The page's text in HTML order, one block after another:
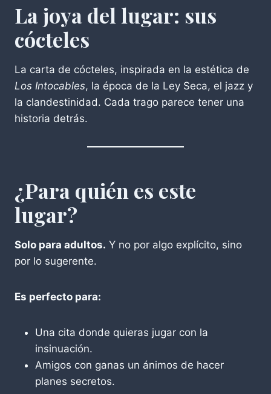
La joya del lugar: sus
cócteles
La carta de cócteles, inspirada en la estética de
Los Intocables, la época de la Ley Seca, el jazz y
la clandestinidad. Cada trago parece tener una
historia detrás.
¿Para quién es este
lugar?
Solo para adultos. Y no por algo explícito, sino
por lo sugerente.
Es perfecto para:
Una cita donde quieras jugar con la
insinuación.
Amigos con ganas un ánimos de hacer
planes secretos.